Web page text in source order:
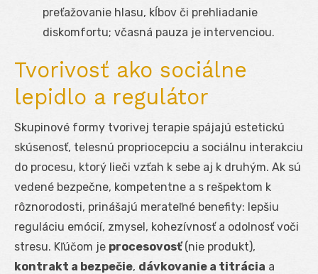
preťažovanie hlasu, kĺbov či prehliadanie
diskomfortu; včasná pauza je intervenciou.
Tvorivosť ako sociálne
lepidlo a regulátor
Skupinové formy tvorivej terapie spájajú estetickú
skúsenosť, telesnú propriocepciu a sociálnu interakciu
do procesu, ktorý lieči vzťah k sebe aj k druhým. Ak sú
vedené bezpečne, kompetentne a s rešpektom k
rôznorodosti, prinášajú merateľné benefity: lepšiu
reguláciu emócií, zmysel, kohezívnosť a odolnosť voči
stresu. Kľúčom je procesovosť(nie produkt),
kontrakt a bezpečie, dávkovanie a titrácia a